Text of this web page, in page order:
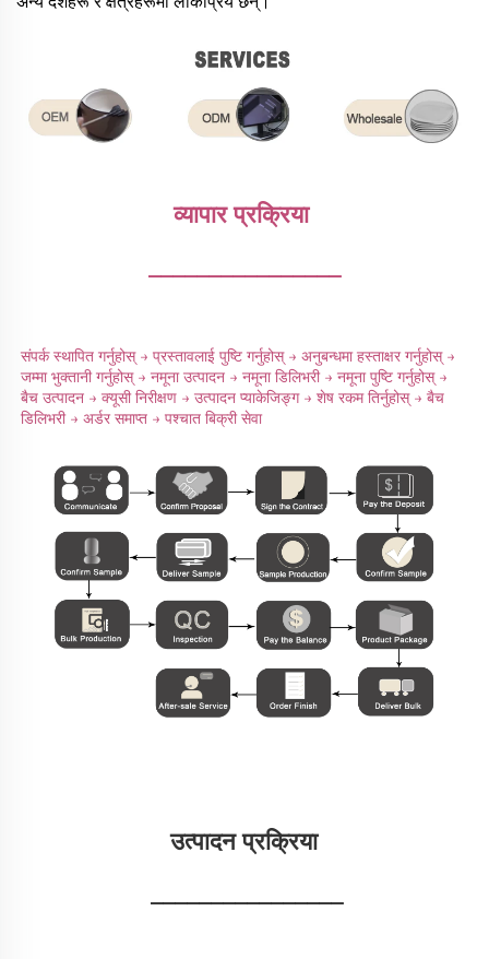
व्यापार प्रक्रिया
________________
संपर्क स्थापित गर्नुहोस् → प्रस्तावलाई पुष्टि गर्नुहोस् → अनुबन्धमा हस्ताक्षर गर्नुहोस् →
जम्मा भुक्तानी गर्नुहोस् → नमूना उत्पादन → नमूना डिलिभरी → नमूना पुष्टि गर्नुहोस् →
बैच उत्पादन → क्यूसी निरीक्षण → उत्पादन प्याकेजिङ्ग → शेष रकम तिर्नुहोस् → बैच
डिलिभरी → अर्डर समाप्त → पश्चात बिक्री सेवा
उत्पादन प्रक्रिया
________________